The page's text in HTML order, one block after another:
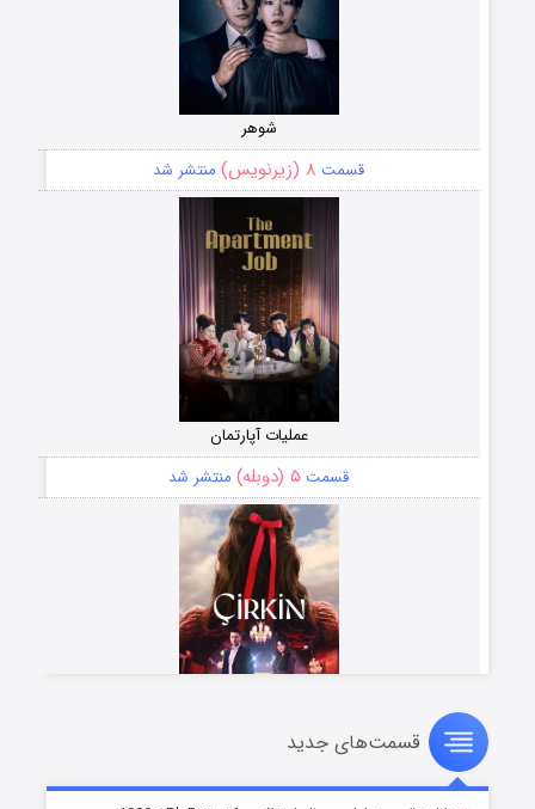
شوهر
قسمت ۸ (زیرنویس) منتشر شد
عملیات آپارتمان
قسمت ۵ (دوبله) منتشر شد
سریال زشت
قسمت۲ (زیرنویس) منتشر شد
قسمت‌های جدید